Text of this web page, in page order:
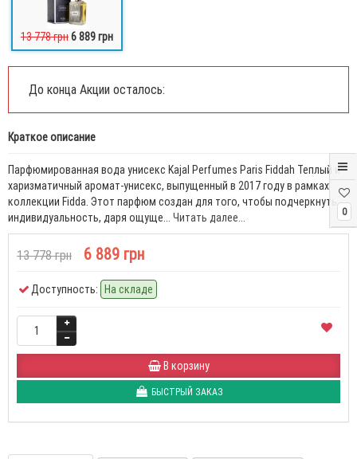
0
13 778 грн6 889 грн
До конца Акции осталось:
Краткое описание
Парфюмированная вода унисекс Kajal Perfumes Paris Fiddah Теплый и
харизматичный аромат-унисекс, выпущенный в 2017 году в рамках
коллекции Fidda. Этот парфюм создан для того, чтобы подчеркнуть
индивидуальность, даря ощуще... Читать далее...
13 778 грн 6 889 грн
Доступность: На складе
В корзину
БЫСТРЫЙ ЗАКАЗ